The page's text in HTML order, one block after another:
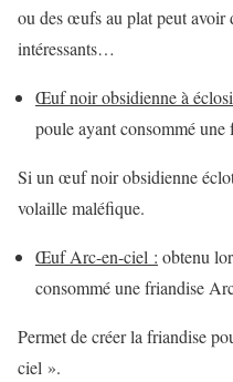
ou des œufs au plat peut
intéressants…
Œuf noir obsidienne à
poule ayant consommé une
Si un œuf noir obsidienne
volaille maléfique.
Œuf Arc-en-ciel : obtenu
consommé une friandise
Permet de créer la friandise
ciel ».